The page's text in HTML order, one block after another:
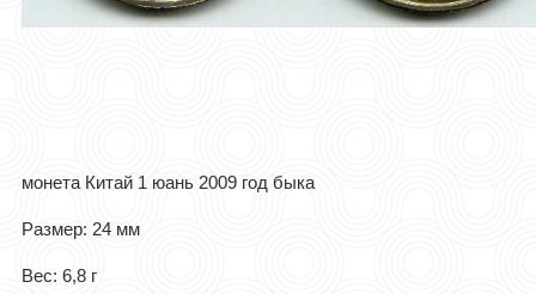
монета Китай 1 юань 2009 год быка
Размер: 24 мм
Вес: 6,8 г